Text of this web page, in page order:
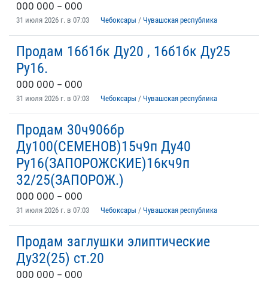
ООО ООО – ООО
31 июля 2026 г. в 07:03 Чебоксары / Чувашская республика
Продам 16б1бк Ду20 , 16б1бк Ду25
Ру16.
ООО ООО – ООО
31 июля 2026 г. в 07:03 Чебоксары / Чувашская республика
Продам 30ч906бр
Ду100(СЕМЕНОВ)15ч9п Ду40
Ру16(ЗАПОРОЖСКИЕ)16кч9п
32/25(ЗАПОРОЖ.)
ООО ООО – ООО
31 июля 2026 г. в 07:03 Чебоксары / Чувашская республика
Продам заглушки элиптические
Ду32(25) ст.20
ООО ООО – ООО